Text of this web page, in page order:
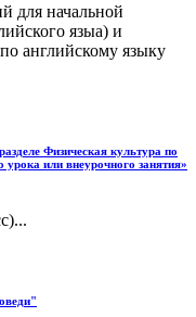
для начальной
языа) и
английскому языку
Физическая культура по
урока или внеурочного занятия»